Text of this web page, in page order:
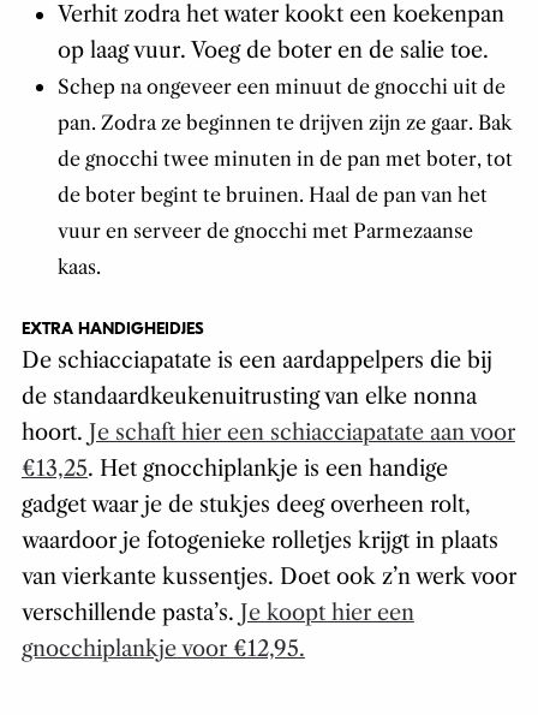
Verhit zodra het water kookt een koekenpan
op laag vuur. Voeg de boter en de salie toe.
Schep na ongeveer een minuut de gnocchi uit de
pan. Zodra ze beginnen te drijven zijn ze gaar. Bak
de gnocchi twee minuten in de pan met boter, tot
de boter begint te bruinen. Haal de pan van het
vuur en serveer de gnocchi met Parmezaanse
kaas.
EXTRA HANDIGHEIDJES
De schiacciapatate is een aardappelpers die bij
de standaardkeukenuitrusting van elke nonna
hoort. Je schaft hier een schiacciapatate aan voor
€13,25. Het gnocchiplankje is een handige
gadget waar je de stukjes deeg overheen rolt,
waardoor je fotogenieke rolletjes krijgt in plaats
van vierkante kussentjes. Doet ook z’n werk voor
verschillende pasta’s. Je koopt hier een
gnocchiplankje voor €12,95.